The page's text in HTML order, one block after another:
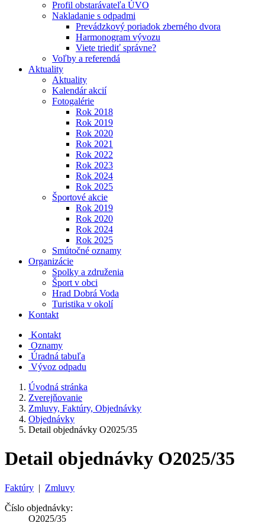
Profil obstarávateľa ÚVO
Nakladanie s odpadmi
Prevádzkový poriadok zberného dvora
Harmonogram vývozu
Viete triediť správne?
Voľby a referendá
Aktuality
Aktuality
Kalendár akcií
Fotogalérie
Rok 2018
Rok 2019
Rok 2020
Rok 2021
Rok 2022
Rok 2023
Rok 2024
Rok 2025
Športové akcie
Rok 2019
Rok 2020
Rok 2024
Rok 2025
Smútočné oznamy
Organizácie
Spolky a združenia
Šport v obci
Hrad Dobrá Voda
Turistika v okolí
Kontakt
Kontakt
Oznamy
Úradná tabuľa
Vývoz odpadu
Úvodná stránka
Zverejňovanie
Zmluvy, Faktúry, Objednávky
Objednávky
Detail objednávky O2025/35
Detail objednávky O2025/35
Faktúry | Zmluvy
Číslo objednávky:
O2025/35